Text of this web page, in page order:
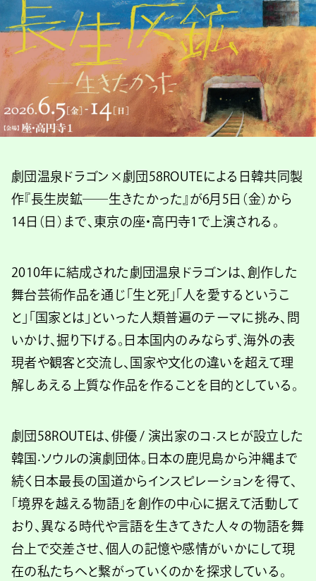
劇団温泉ドラゴン×劇団58ROUTEによる日韓共同製
作『長生炭鉱――生きたかった』が6月5日（金）から
14日（日）まで、東京の座・高円寺1で上演される。
2010年に結成された劇団温泉ドラゴンは、創作した
舞台芸術作品を通じ「⽣と死」「⼈を愛するというこ
と」「国家とは」といった⼈類普遍のテーマに挑み、問
いかけ、掘り下げる。⽇本国内のみならず、海外の表
現者や観客と交流し、国家や⽂化の違いを超えて理
解しあえる上質な作品を作ることを⽬的としている。
劇団58ROUTEは、俳優 / 演出家のコ‧スヒが設⽴した
韓国‧ソウルの演劇団体。⽇本の⿅児島から沖縄まで
続く⽇本最⻑の国道からインスピレーションを得て、
「境界を越える物語」を創作の中⼼に据えて活動して
おり、異なる時代や⾔語を⽣きてきた⼈々の物語を舞
台上で交差させ、個⼈の記憶や感情がいかにして現
在の私たちへと繋がっていくのかを探求している。